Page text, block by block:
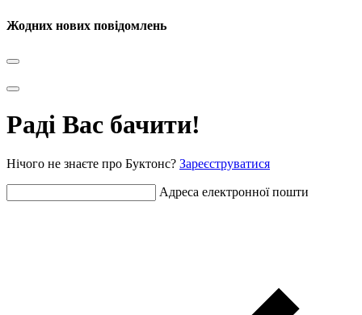
Жодних нових повідомлень
Раді Вас бачити!
Нічого не знаєте про Буктонс? Зареєструватися
Адреса електронної пошти